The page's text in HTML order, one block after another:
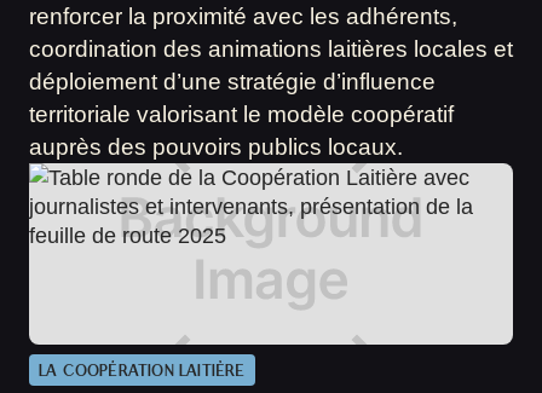
renforcer la proximité avec les adhérents,
coordination des animations laitières locales et
déploiement d’une stratégie d’influence
territoriale valorisant le modèle coopératif
auprès des pouvoirs publics locaux.
LA COOPÉRATION LAITIÈRE